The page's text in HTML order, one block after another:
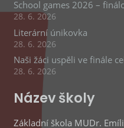
School games 2026 –
28. 6. 2026
Literární únikovka
28. 6. 2026
Naši žáci uspěli ve finále
28. 6. 2026
Název školy
Základní škola MUDr.